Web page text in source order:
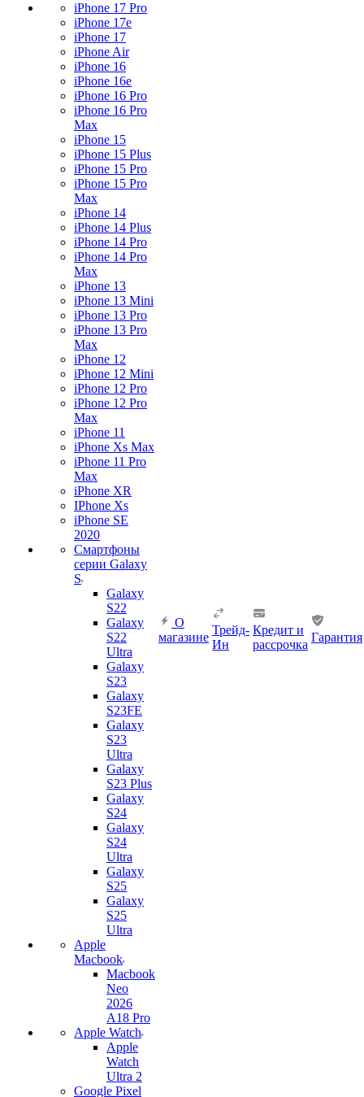
iPhone 17 Pro
iPhone 17e
iPhone 17
iPhone Air
iPhone 16
iPhone 16e
iPhone 16 Pro
iPhone 16 Pro
Max
iPhone 15
iPhone 15 Plus
iPhone 15 Pro
iPhone 15 Pro
Max
iPhone 14
iPhone 14 Plus
iPhone 14 Pro
iPhone 14 Pro
Max
iPhone 13
iPhone 13 Mini
iPhone 13 Pro
iPhone 13 Pro
Max
iPhone 12
iPhone 12 Mini
iPhone 12 Pro
iPhone 12 Pro
Max
iPhone 11
iPhone Xs Max
iPhone 11 Pro
Max
iPhone XR
IPhone Xs
iPhone SE
2020
Смартфоны
серии Galaxy
S
Galaxy
S22
Galaxy
S22
Ultra
Galaxy
S23
Galaxy
S23FE
Galaxy
S23
Ultra
Galaxy
S23 Plus
Galaxy
S24
Galaxy
S24
Ultra
Galaxy
S25
Galaxy
S25
Ultra
Apple
Macbook
Macbook
Neo
2026
A18 Pro
Apple Watch
Apple
Watch
Ultra 2
Google Pixel
О
магазине
Трейд-
Ин
Кредит и
рассрочка
Гарантия